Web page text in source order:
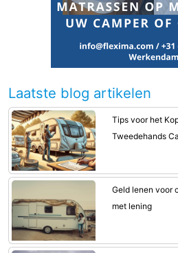
Laatste blog artikelen
Tips voor het
Tweedehands
Geld lenen voor
met lening